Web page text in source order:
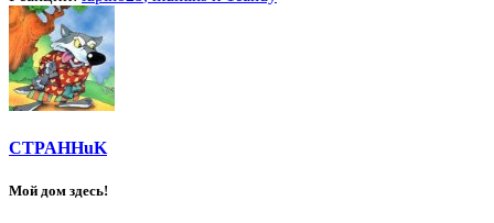
CTPAHHuK
Мой дом здесь!